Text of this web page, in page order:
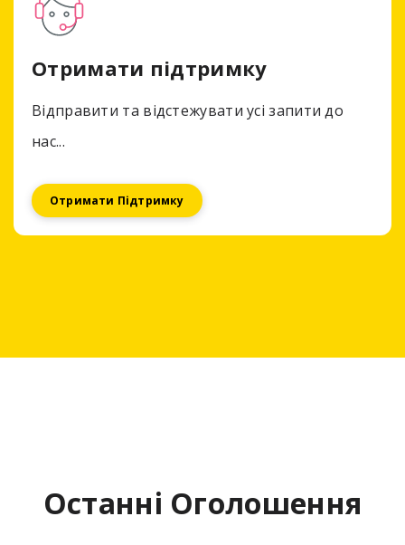
Отримати підтримку
Відправити та відстежувати усі запити до
нас...
Отримати Підтримку
Останні Оголошення